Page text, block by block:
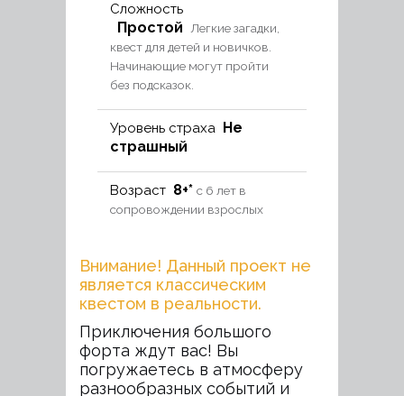
Сложность
Простой
Легкие загадки,
квест для детей и новичков.
Начинающие могут пройти
без подсказок.
Уровень страха Не
страшный
Возраст 8+* с 6 лет в
сопровождении взрослых
Внимание! Данный проект не
является классическим
квестом в реальности.
Приключения большого
форта ждут вас! Вы
погружаетесь в атмосферу
разнообразных событий и